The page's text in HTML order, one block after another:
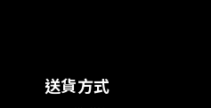
送貨方式